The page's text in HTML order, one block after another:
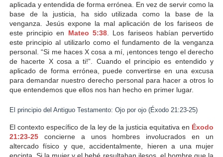
aplicada y entendida de forma errónea. En vez de servir como la
base de la justicia, ha sido utilizada como la base de la
venganza. Jesús expone la mal aplicación de los fariseos de
este principio en Mateo 5:38 . Los fariseos habían pervertido
este principio al utilizarlo como el fundamento de la venganza
personal. “Si me haces X cosa a mí, ¡entonces tengo el derecho
de hacerte X cosa a ti!”. Cuando el principio es entendido y
aplicado de forma errónea, puede convertirse en una excusa
para demandar nuestro derecho personal para hacer a otros lo
que entendemos que ellos nos han hecho en primer lugar.
El principio del Antiguo Testamento: Ojo por ojo (Éxodo 21:23-25)
El contexto específico de la ley de la justicia equitativa en Éxodo
21:23-25concierne a unos hombres involucrados en un
altercado físico y que, accidentalmente, hieren a una mujer
encinta. Si la mujer y el bebé resultaban ilesos, el hombre que la